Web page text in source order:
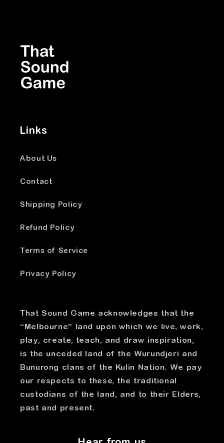
Links
About Us
Contact
Shipping Policy
Refund Policy
Terms of Service
Privacy Policy
That Sound Game acknowledges that the
“Melbourne” land upon which we live, work,
play, create, teach, and draw inspiration,
is the unceded land of the Wurundjeri and
Bunurong clans of the Kulin Nation. We pay
our respects to these, the traditional
custodians of the land, and to their Elders,
past and present.